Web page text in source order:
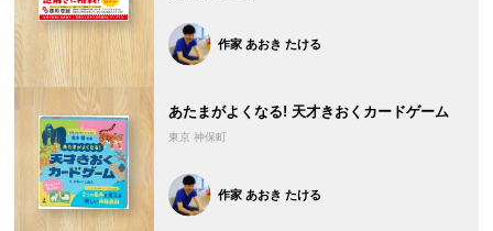
作家 あおき たける
あたまがよくなる! 天才きおくカードゲーム
東京 神保町
作家 あおき たける